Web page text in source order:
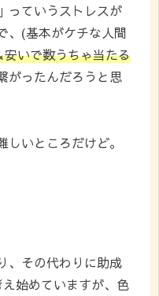
っていうストレスが
、(基本がケチな人間
安いで数うちゃ当たる
がったんだろうと思
いところだけど。
、その代わりに助成
始めていますが、色